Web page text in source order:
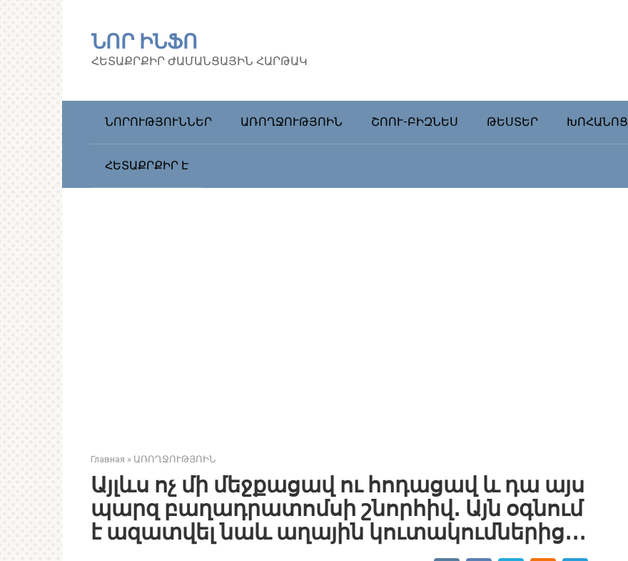
ՆՈՐ ԻՆՖՈ
ՀԵՏԱՔՐՔԻՐ ԺԱՄԱՆՑԱՅԻՆ ՀԱՐԹԱԿ
ՆՈՐՈՒԹՅՈՒՆՆԵՐ ԱՌՈՂՋՈՒԹՅՈԻՆ ՇՈՈՒ-ԲԻԶՆԵՍ ԹԵՍՏԵՐ ԽՈՀԱՆՈՑ
ՀԵՏԱՔՐՔԻՐ Է
Главная » ԱՌՈՂՋՈՒԹՅՈԻՆ
Այլևս ոչ մի մեջքացավ ու հոդացավ և դա այս
պարզ բաղադրատոմսի շնորհիվ․ Այն օգնում
է ազատվել նաև աղային կուտակումներից․․․